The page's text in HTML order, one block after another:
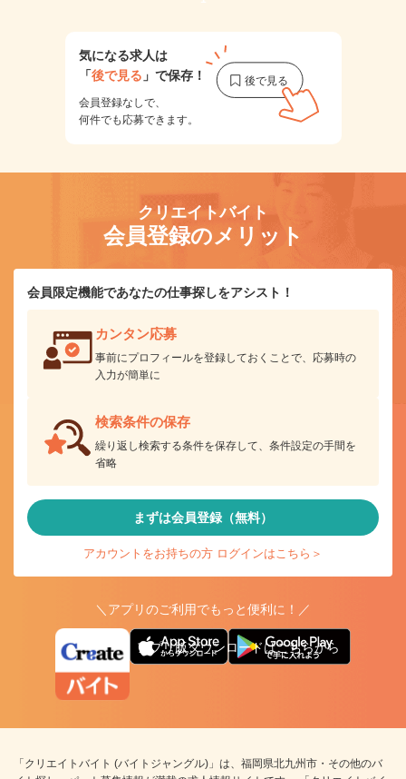
気になる求人は
「後で見る 」で保存！
会員登録なしで、
何件でも応募できます。
クリエイトバイト
会員登録のメリット
会員限定機能であなたの仕事探しをアシスト！
カンタン応募
事前にプロフィールを登録しておくことで、応募時の
入力が簡単に
検索条件の保存
繰り返し検索する条件を保存して、条件設定の手間を
省略
まずは会員登録（無料）
アカウントをお持ちの方 ログインはこちら＞
＼アプリのご利用でもっと便利に！／
アプリ版ダウンロードはこちらから
「クリエイトバイト (バイトジャングル)」は、福岡県北九州市・その他のバ